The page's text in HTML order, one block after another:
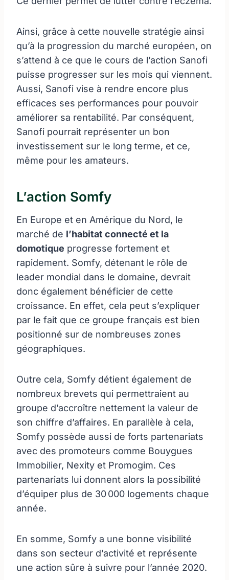
Ainsi, grâce à cette nouvelle stratégie ainsi
qu’à la progression du marché européen, on
s’attend à ce que le cours de l’action Sanofi
puisse progresser sur les mois qui viennent.
Aussi, Sanofi vise à rendre encore plus
efficaces ses performances pour pouvoir
améliorer sa rentabilité. Par conséquent,
Sanofi pourrait représenter un bon
investissement sur le long terme, et ce,
même pour les amateurs.
L’action Somfy
En Europe et en Amérique du Nord, le
marché de l’habitat connecté et la
domotique progresse fortement et
rapidement. Somfy, détenant le rôle de
leader mondial dans le domaine, devrait
donc également bénéficier de cette
croissance. En effet, cela peut s’expliquer
par le fait que ce groupe français est bien
positionné sur de nombreuses zones
géographiques.
Outre cela, Somfy détient également de
nombreux brevets qui permettraient au
groupe d’accroître nettement la valeur de
son chiffre d’affaires. En parallèle à cela,
Somfy possède aussi de forts partenariats
avec des promoteurs comme Bouygues
Immobilier, Nexity et Promogim. Ces
partenariats lui donnent alors la possibilité
d’équiper plus de 30 000 logements chaque
année.
En somme, Somfy a une bonne visibilité
dans son secteur d’activité et représente
une action sûre à suivre pour l’année 2020.